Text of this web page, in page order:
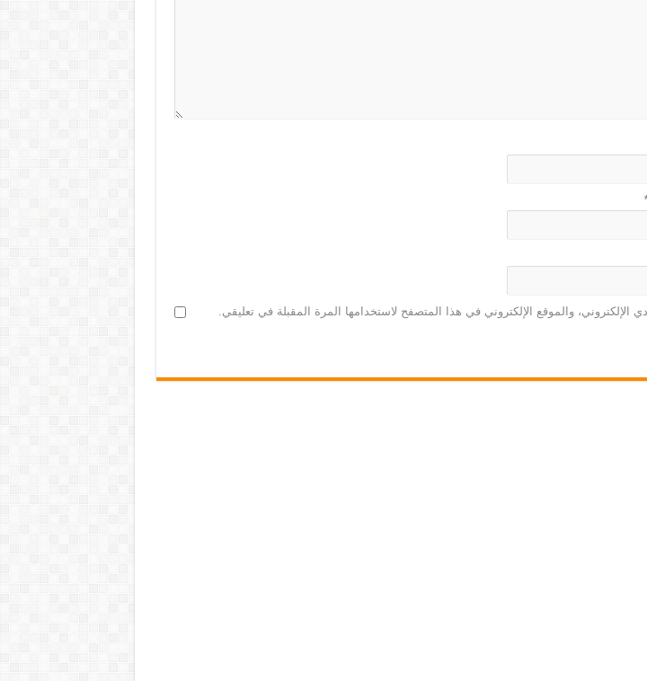
الإلكتروني، والموقع الإلكتروني في هذا المتصفح لاستخدامها المرة المقبلة في تعليقي.